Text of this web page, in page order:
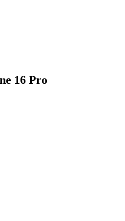
16 Pro